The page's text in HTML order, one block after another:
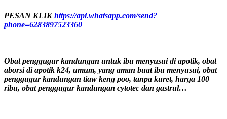
PESAN KLIKhttps://api.whatsapp.com/send?
phone=6283897523360
Obat penggugur kandungan untuk ibu menyusui di apotik, obat
aborsi di apotik k24, umum, yang aman buat ibu menyusui, obat
penggugur kandungan tiaw keng poo, tanpa kuret, harga 100
ribu, obat penggugur kandungan cytotec dan gastrul…